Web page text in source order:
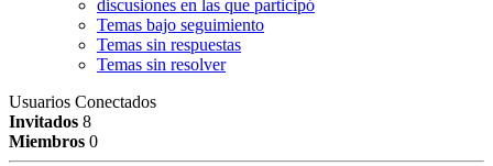
discusiones en las que participó
Temas bajo seguimiento
Temas sin respuestas
Temas sin resolver
Usuarios Conectados
Invitados 8
Miembros 0